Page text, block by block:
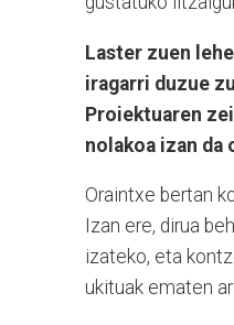
Laster zuen
iragarri duzue
Proiektuaren
nolakoa izan da
Oraintxe bertan
Izan ere, dirua
izateko, eta
ukituak ematen